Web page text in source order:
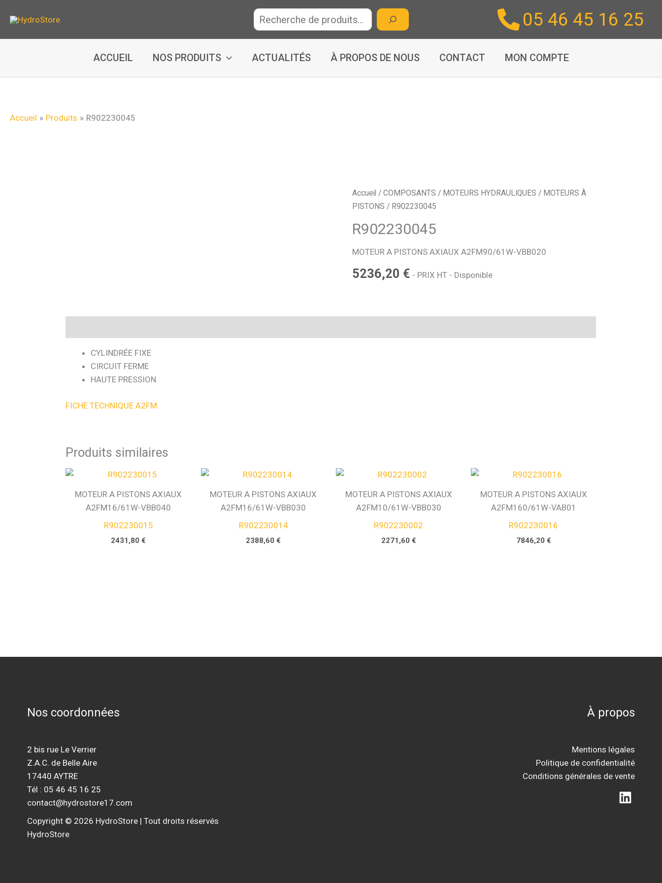
R
c
e
05 46 45 16 25
ACCUEIL NOS PRODUITS ACTUALITÉS À PROPOS DE NOUS CONTACT MON COMPTE
Accueil Produits R902230045
Accueil /COMPOSANTS / MOTEURS HYDRAULIQUES / MOTEURS À
PISTONS / R902230045
R902230045
MOTEUR A PISTONS AXIAUX A2FM90/61W-VBB020
5236,20 € - PRIX HT - Disponible
CYLINDRÉE FIXE
CIRCUIT FERME
HAUTE PRESSION
FICHE TECHNIQUE A2FM
Produits similaires
MOTEUR A PISTONS AXIAUX
A2FM16/61W-VBB040
R902230015
2431,80€
MOTEUR A PISTONS AXIAUX
A2FM16/61W-VBB030
R902230014
2388,60€
MOTEUR A PISTONS AXIAUX
A2FM10/61W-VBB030
R902230002
2271,60 €
MOTEUR A PISTONS AXIAUX
A2FM160/61W-VAB01
R902230016
7846,20 €
Nos coordonnées
2 bis rue Le Verrier
Z.A.C. de Belle Aire
17440 AYTRE
Tél : 05 46 45 16 25
contact@hydrostore17.com
Copyright © 2026 HydroStore | Tout droits réservés
HydroStore
À propos
Mentions légales
Politique de confidentialité
Conditions générales de vente